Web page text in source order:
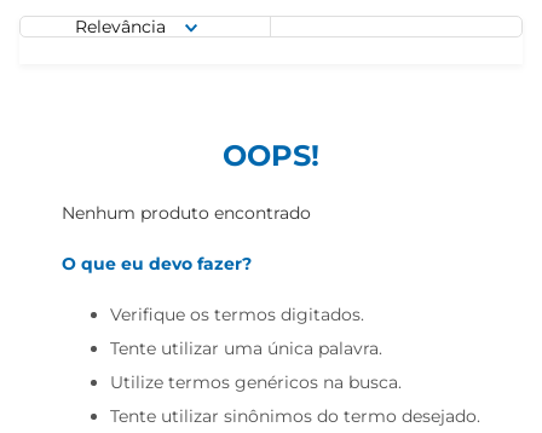
Relevância
OOPS!
Nenhum produto encontrado
O que eu devo fazer?
Verifique os termos digitados.
Tente utilizar uma única palavra.
Utilize termos genéricos na busca.
Tente utilizar sinônimos do termo desejado.
arroz